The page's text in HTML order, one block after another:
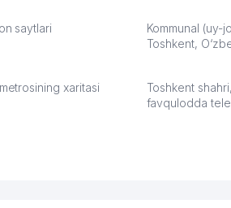
saytlari
Kommunal (uy-
Toshkent,
xaritasi
Toshkent
favqulodda